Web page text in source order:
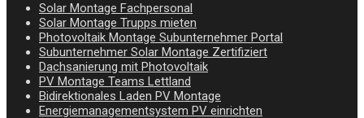
Solar Montage Fachpersonal
Solar Montage Trupps mieten
Photovoltaik Montage Subunternehmer Portal
Subunternehmer Solar Montage Zertifiziert
Dachsanierung mit Photovoltaik
PV Montage Teams Lettland
Bidirektionales Laden PV Montage
Energiemanagementsystem PV einrichten